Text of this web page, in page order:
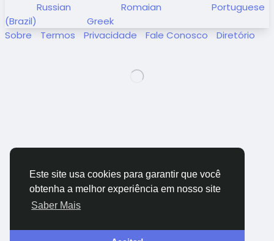
Este site usa cookies para garantir que você
obtenha a melhor experiência em nosso site
Saber Mais
Russian
Romaian
Portuguese
(Brazil)
Greek
Sobre
Termos Privacidade Fale Conosco Diretório